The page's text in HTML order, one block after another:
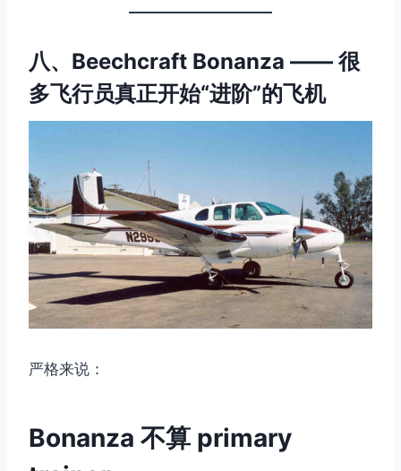
八、Beechcraft Bonanza —— 很
多飞行员真正开始“进阶”的飞机
严格来说：
Bonanza 不算 primary